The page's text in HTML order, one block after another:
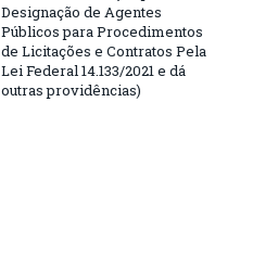
Designação de Agentes
Públicos para Procedimentos
de Licitações e Contratos Pela
Lei Federal 14.133/2021 e dá
outras providências)